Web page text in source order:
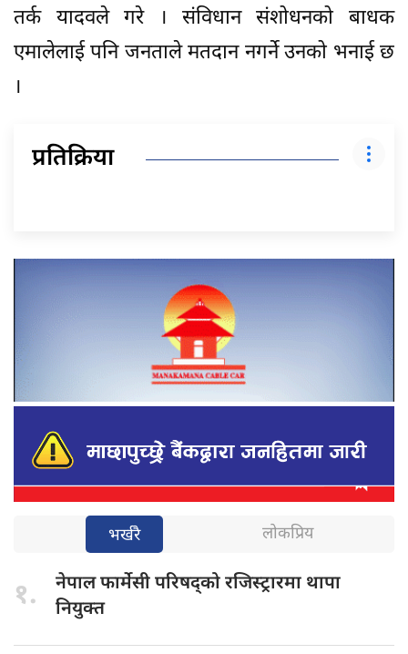
तर्क यादवले गरे । संविधान संशोधनको बाधक
एमालेलाई पनि जनताले मतदान नगर्ने उनको भनाई छ
।
प्रतिक्रिया
भर्खरै लोकप्रिय
१. नेपाल फार्मेसीपरिषद्को रजिस्ट्रारमा थापा
नियुक्त